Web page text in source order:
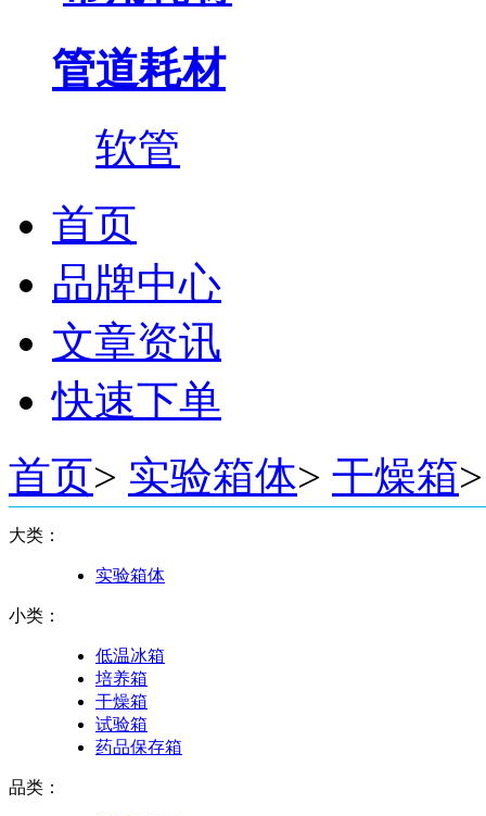
管道耗材
软管
首页
品牌中心
文章资讯
快速下单
首页> 实验箱体> 干燥箱>
大类：
实验箱体
小类：
低温冰箱
培养箱
干燥箱
试验箱
药品保存箱
品类：